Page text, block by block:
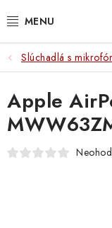
na
NOTEBOOKY
MOBILNÉ
PC A KOMPONENTY
Slúchadlá s
Apple